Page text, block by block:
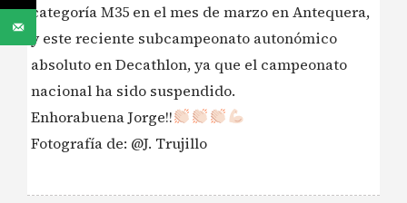
categoría M35 en el mes de marzo en Antequera,
y este reciente subcampeonato autonómico
absoluto en Decathlon, ya que el campeonato
nacional ha sido suspendido.
Enhorabuena Jorge!!
Fotografía de: @J. Trujillo